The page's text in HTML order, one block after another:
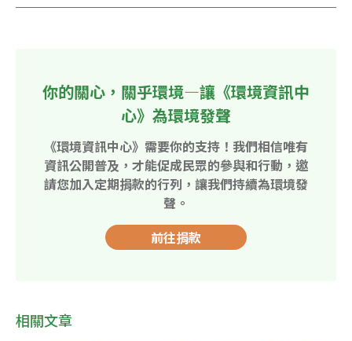
你的關心，關乎環境—讓《環境資訊中
心》為環境發聲
《環境資訊中心》需要你的支持！我們相信唯有
資訊公開普及，才能促成民眾的參與和行動，邀
請您加入定期捐款的行列，讓我們持續為環境發
聲。
前往捐款
相關文章